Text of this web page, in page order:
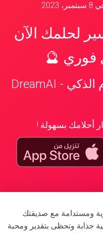
8 سبتمبر، 2023
لحلمك الآن
فوري 🔮
📱 تطبيق تفسير الأحلام الذكي - DreamAI
أحلامك بسهولة !
ومستدامة مع صديقتك
جذابة وتحظى بتقدير ومحبة